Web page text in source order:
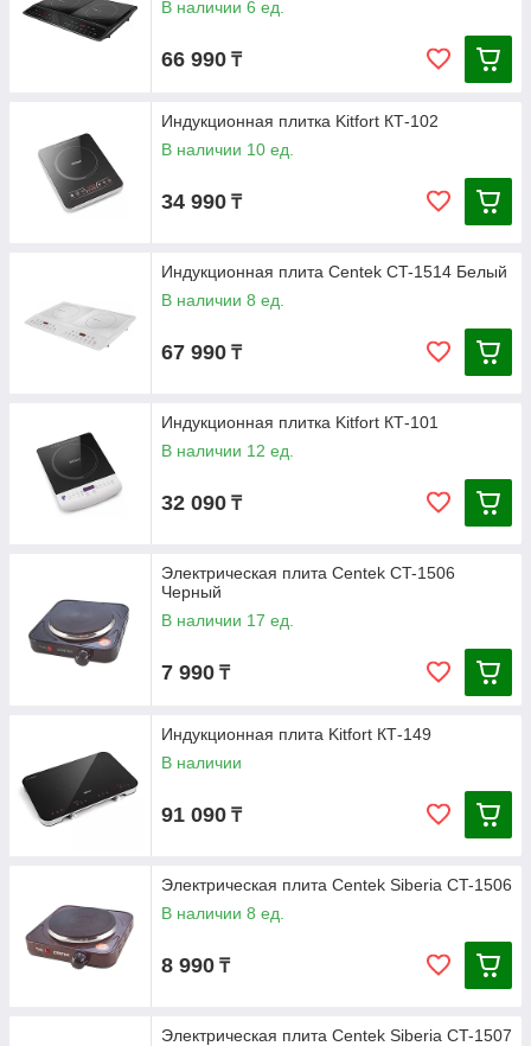
В наличии 6 ед.
66 990 ₸
Индукционная плитка Kitfort КТ-102
В наличии 10 ед.
34 990 ₸
Индукционная плита Centek CT-1514 Белый
В наличии 8 ед.
67 990 ₸
Индукционная плитка Kitfort КТ-101
В наличии 12 ед.
32 090 ₸
Электрическая плита Centek CT-1506
Черный
В наличии 17 ед.
7 990 ₸
Индукционная плита Kitfort КТ-149
В наличии
91 090 ₸
Электрическая плита Centek Siberia CT-1506
В наличии 8 ед.
8 990 ₸
Электрическая плита Centek Siberia CT-1507